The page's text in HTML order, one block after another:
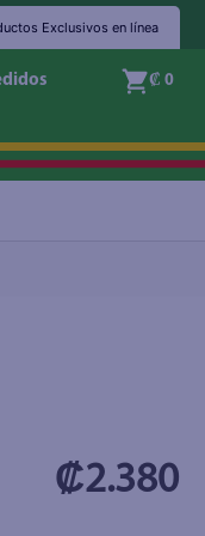
Exclusivos en línea
₡ 0
₡2.380